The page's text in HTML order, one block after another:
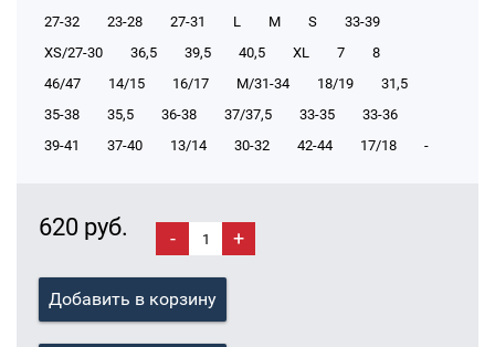
27-32
23-28 27-31 L M S
33-39
XS/27-30
36,5 39,5 40,5 XL 7
8
46/47
14/15 16/17 М/31-34 18/19
31,5
35-38
35,5 36-38 37/37,5 33-35
33-36
39-41
37-40 13/14 30-32 42-44 17/18 -
620 руб. - +
Добавить в корзину